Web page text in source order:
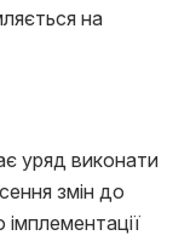
на
уряд виконати
змін до